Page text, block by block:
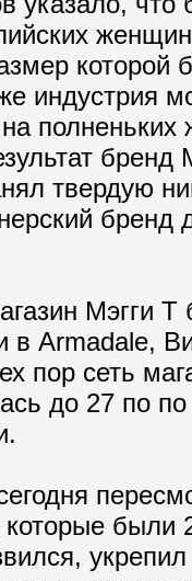
которой
индустрия
бренд
твердую
бренд
Мэгги Т
в Armadale,
пор сеть
до 27 по по
которые были